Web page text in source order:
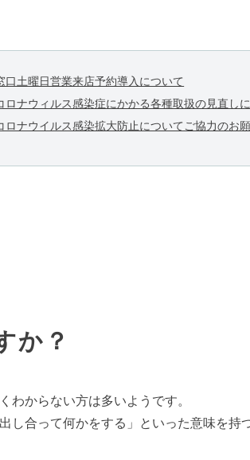
口土曜日営業来店予約導入について
ロナウィルス感染症にかかる各種取扱の見直し
ロナウイルス感染拡大防止についてご協力のお
か？
わからない方は多いようです。
し合って何かをする」といった意味を持